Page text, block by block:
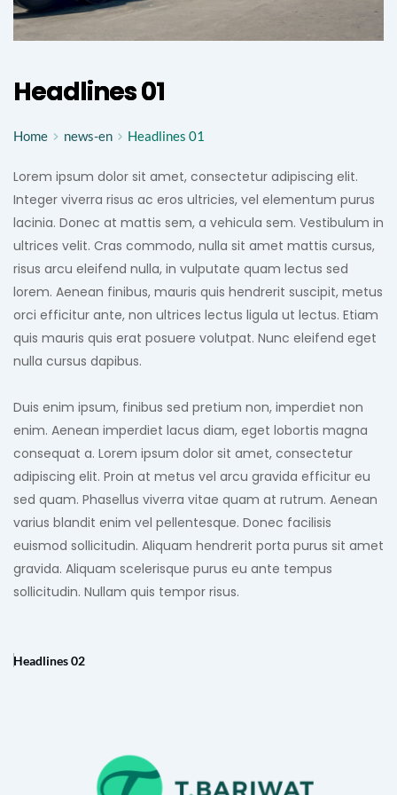
Headlines 01
Home news-en Headlines 01
Lorem ipsum dolor sit amet, consectetur adipiscing elit.
Integer viverra risus ac eros ultricies, vel elementum purus
lacinia. Donec at mattis sem, a vehicula sem. Vestibulum in
ultrices velit. Cras commodo, nulla sit amet mattis cursus,
risus arcu eleifend nulla, in vulputate quam lectus sed
lorem. Aenean finibus, mauris quis hendrerit suscipit, metus
orci efficitur ante, non ultrices lectus ligula ut lectus. Etiam
quis mauris quis erat posuere volutpat. Nunc eleifend eget
nulla cursus dapibus.
Duis enim ipsum, finibus sed pretium non, imperdiet non
enim. Aenean imperdiet lacus diam, eget lobortis magna
consequat a. Lorem ipsum dolor sit amet, consectetur
adipiscing elit. Proin at metus vel arcu gravida efficitur eu
sed quam. Phasellus viverra vitae quam at rutrum. Aenean
varius blandit enim vel pellentesque. Donec facilisis
euismod sollicitudin. Aliquam hendrerit porta purus sit amet
gravida. Aliquam scelerisque purus eu ante tempus
sollicitudin. Nullam quis tempor risus.
Headlines 02